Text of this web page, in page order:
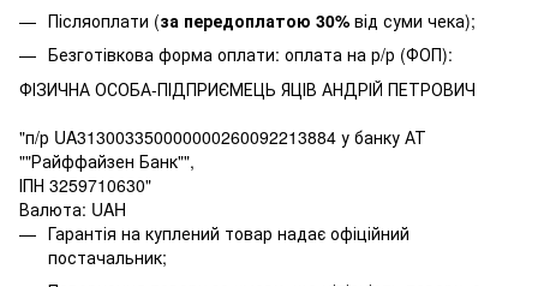
Післяоплати (за передоплатою 30% від суми чека);
Безготівкова форма оплати: оплата на р/р (ФОП):
ФІЗИЧНА ОСОБА-ПІДПРИЄМЕЦЬ ЯЦІВ АНДРІЙ ПЕТРОВИЧ
"п/р UA313003350000000260092213884 у банку АТ
""Райффайзен Банк"",
ІПН 3259710630"
Валюта: UAH
Гарантія на куплений товар надає офіційний
постачальник;